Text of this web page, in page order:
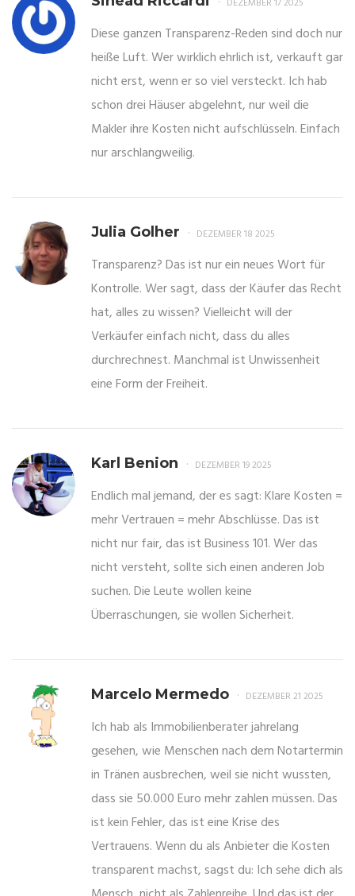
Diese ganzen Transparenz-Reden sind doch nur
heiße Luft. Wer wirklich ehrlich ist, verkauft gar
nicht erst, wenn er so viel versteckt. Ich hab
schon drei Häuser abgelehnt, nur weil die
Makler ihre Kosten nicht aufschlüsseln. Einfach
nur arschlangweilig.
Julia Golher DEZEMBER 18 2025
Transparenz? Das ist nur ein neues Wort für
Kontrolle. Wer sagt, dass der Käufer das Recht
hat, alles zu wissen? Vielleicht will der
Verkäufer einfach nicht, dass du alles
durchrechnest. Manchmal ist Unwissenheit
eine Form der Freiheit.
Karl Benion DEZEMBER 19 2025
Endlich mal jemand, der es sagt: Klare Kosten =
mehr Vertrauen = mehr Abschlüsse. Das ist
nicht nur fair, das ist Business 101. Wer das
nicht versteht, sollte sich einen anderen Job
suchen. Die Leute wollen keine
Überraschungen, sie wollen Sicherheit.
Marcelo Mermedo DEZEMBER 21 2025
Ich hab als Immobilienberater jahrelang
gesehen, wie Menschen nach dem Notartermin
in Tränen ausbrechen, weil sie nicht wussten,
dass sie 50.000 Euro mehr zahlen müssen. Das
ist kein Fehler, das ist eine Krise des
Vertrauens. Wenn du als Anbieter die Kosten
transparent machst, sagst du: Ich sehe dich als